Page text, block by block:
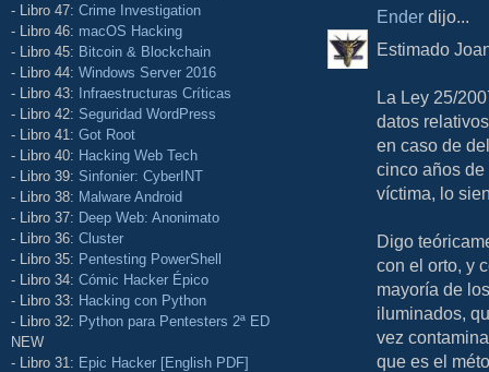
- Libro 47: Crime Investigation
- Libro 46: macOS Hacking
- Libro 45: Bitcoin & Blockchain
- Libro 44: Windows Server 2016
- Libro 43: Infraestructuras Críticas
- Libro 42: Seguridad WordPress
- Libro 41: Got Root
- Libro 40: Hacking Web Tech
- Libro 39: Sinfonier: CyberINT
- Libro 38: Malware Android
- Libro 37: Deep Web: Anonimato
- Libro 36: Cluster
- Libro 35: Pentesting PowerShell
- Libro 34: Cómic Hacker Épico
- Libro 33: Hacking con Python
- Libro 32: Python para Pentesters 2ª ED
NEW
- Libro 31: Epic Hacker [English PDF]
Ender dijo...
Estimado
La Ley 25/
datos
en caso de
cinco años
víctima, lo
Digo
con el orto, y
mayoría de
iluminados,
vez
que es el